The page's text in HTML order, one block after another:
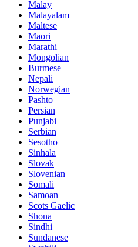
Malay
Malayalam
Maltese
Maori
Marathi
Mongolian
Burmese
Nepali
Norwegian
Pashto
Persian
Punjabi
Serbian
Sesotho
Sinhala
Slovak
Slovenian
Somali
Samoan
Scots Gaelic
Shona
Sindhi
Sundanese